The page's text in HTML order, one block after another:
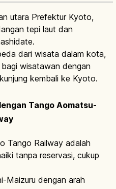
utara Prefektur Kyoto,
tepi laut dan
dari wisata dalam kota,
wisatawan dengan
kembali ke Kyoto.
Tango Aomatsu-
Tango Railway adalah
tanpa reservasi, cukup
Maizuru dengan arah